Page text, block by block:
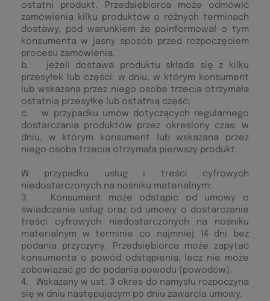
ostatni produkt. Przedsiębiorca może odmówić
zamówienia kilku produktów o różnych terminach
dostawy, pod warunkiem że poinformował o tym
konsumenta w jasny sposób przed rozpoczęciem
procesu zamówienia.
b. jeżeli dostawa produktu składa się z kilku
przesyłek lub części: w dniu, w którym konsument
lub wskazana przez niego osoba trzecia otrzymała
ostatnią przesyłkę lub ostatnią część;
c. w przypadku umów dotyczących regularnego
dostarczania produktów przez określony czas: w
dniu, w którym konsument lub wskazana przez
niego osoba trzecia otrzymała pierwszy produkt.
W przypadku usług i treści cyfrowych
niedostarczonych na nośniku materialnym:
3. Konsument może odstąpić od umowy o
świadczenie usług oraz od umowy o dostarczanie
treści cyfrowych niedostarczonych na nośniku
materialnym w terminie co najmniej 14 dni bez
podania przyczyny. Przedsiębiorca może zapytać
konsumenta o powód odstąpienia, lecz nie może
zobowiązać go do podania powodu (powodów).
4. Wskazany w ust. 3 okres do namysłu rozpoczyna
się w dniu następującym po dniu zawarcia umowy.